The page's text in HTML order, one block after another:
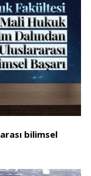
bilimsel